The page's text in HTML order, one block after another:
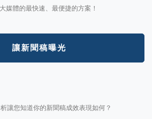
媒體的最快速、最便捷的方案！
讓新聞稿曝光
讓您知道你的新聞稿成效表現如何？